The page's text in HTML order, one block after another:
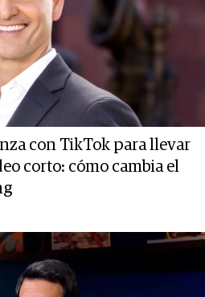
con TikTok para llevar
corto: cómo cambia el